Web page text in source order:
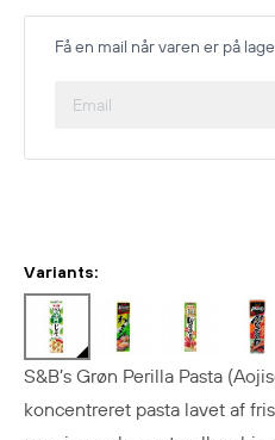
Variants:
S&B’s Grøn Perilla Pasta
koncentreret pasta lavet af
Få en mail når varen er på